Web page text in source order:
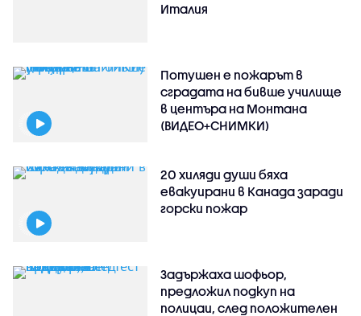
Италия
Потушен е пожарът в
сградата на бивше училище
в центъра на Монтана
(ВИДЕО+СНИМКИ)
20 хиляди души бяха
евакуирани в Канада заради
горски пожар
Задържаха шофьор,
предложил подкуп на
полицаи, след положителен